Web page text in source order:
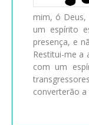
mim, ó
um espírito
presença, e
Restitui-me a
com um
converterão a